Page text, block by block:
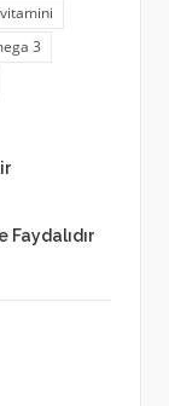
3